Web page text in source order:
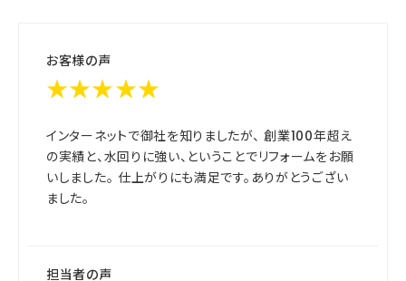
お客様の声
★★★★★
インターネットで御社を知りましたが、 創業100年超え
の実績と、水回りに強い、ということでリフォームをお願
いしました。 仕上がりにも満足です。ありがとうござい
ました。
担当者の声